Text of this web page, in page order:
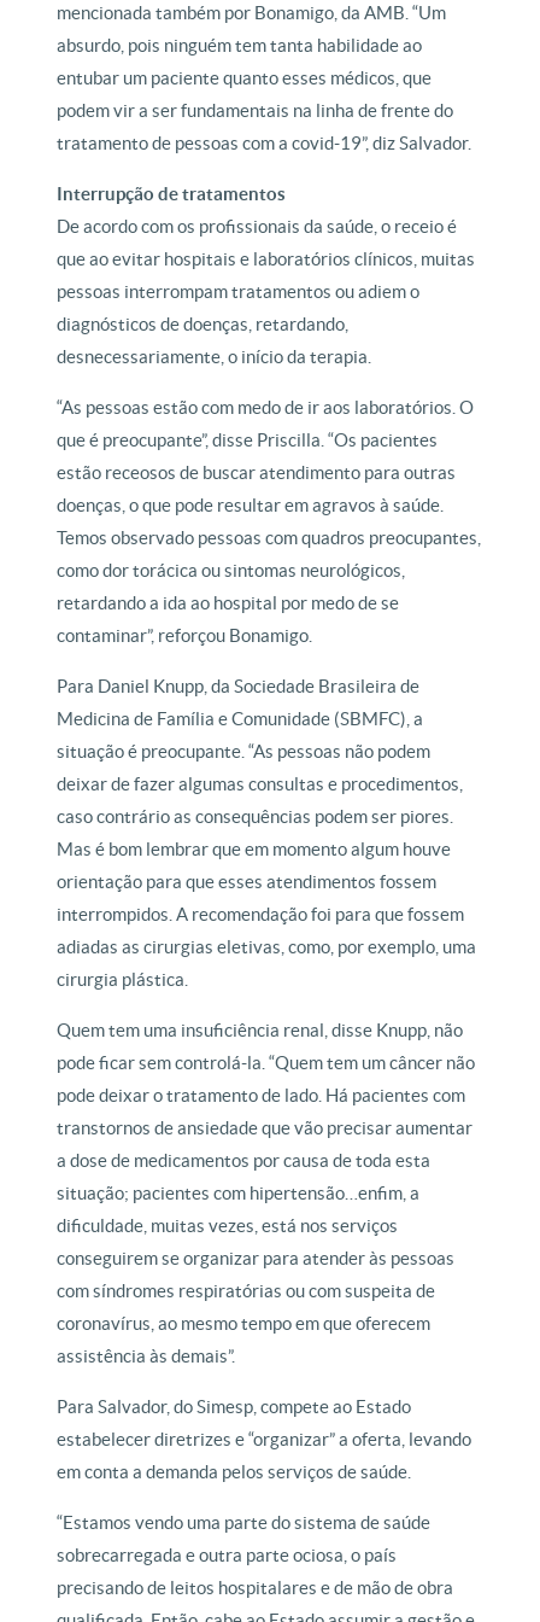
mencionada também por Bonamigo, da AMB. “Um
absurdo, pois ninguém tem tanta habilidade ao
entubar um paciente quanto esses médicos, que
podem vir a ser fundamentais na linha de frente do
tratamento de pessoas com a covid-19”, diz Salvador.
Interrupção de tratamentos
De acordo com os profissionais da saúde, o receio é
que ao evitar hospitais e laboratórios clínicos, muitas
pessoas interrompam tratamentos ou adiem o
diagnósticos de doenças, retardando,
desnecessariamente, o início da terapia.
“As pessoas estão com medo de ir aos laboratórios. O
que é preocupante”, disse Priscilla. “Os pacientes
estão receosos de buscar atendimento para outras
doenças, o que pode resultar em agravos à saúde.
Temos observado pessoas com quadros preocupantes,
como dor torácica ou sintomas neurológicos,
retardando a ida ao hospital por medo de se
contaminar”, reforçou Bonamigo.
Para Daniel Knupp, da Sociedade Brasileira de
Medicina de Família e Comunidade (SBMFC), a
situação é preocupante. “As pessoas não podem
deixar de fazer algumas consultas e procedimentos,
caso contrário as consequências podem ser piores.
Mas é bom lembrar que em momento algum houve
orientação para que esses atendimentos fossem
interrompidos. A recomendação foi para que fossem
adiadas as cirurgias eletivas, como, por exemplo, uma
cirurgia plástica.
Quem tem uma insuficiência renal, disse Knupp, não
pode ficar sem controlá-la. “Quem tem um câncer não
pode deixar o tratamento de lado. Há pacientes com
transtornos de ansiedade que vão precisar aumentar
a dose de medicamentos por causa de toda esta
situação; pacientes com hipertensão…enfim, a
dificuldade, muitas vezes, está nos serviços
conseguirem se organizar para atender às pessoas
com síndromes respiratórias ou com suspeita de
coronavírus, ao mesmo tempo em que oferecem
assistência às demais”.
Para Salvador, do Simesp, compete ao Estado
estabelecer diretrizes e “organizar” a oferta, levando
em conta a demanda pelos serviços de saúde.
“Estamos vendo uma parte do sistema de saúde
sobrecarregada e outra parte ociosa, o país
precisando de leitos hospitalares e de mão de obra